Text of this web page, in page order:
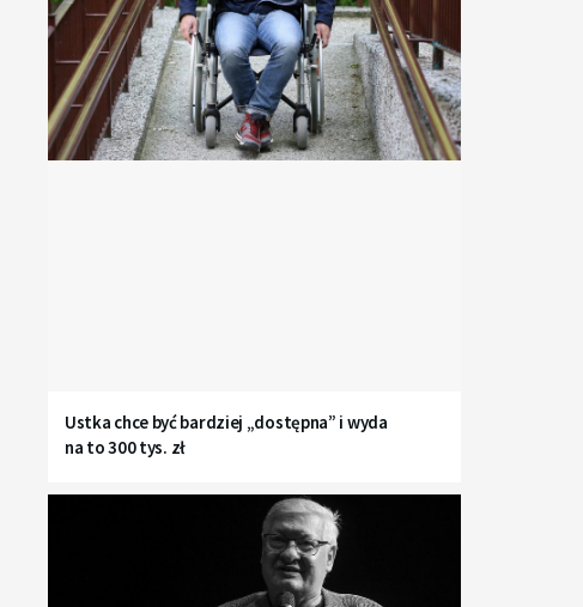
Ustka chce być bardziej „dostępna” i wyda
na to 300 tys. zł